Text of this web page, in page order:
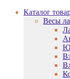
Каталог
Весы